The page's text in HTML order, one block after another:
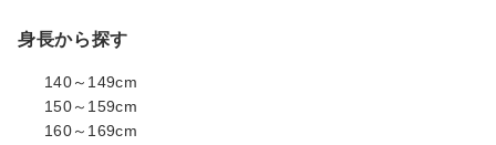
身長から探す
140～149cm
150～159cm
160～169cm